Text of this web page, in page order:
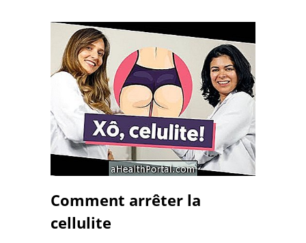
Comment arrêter la
cellulite